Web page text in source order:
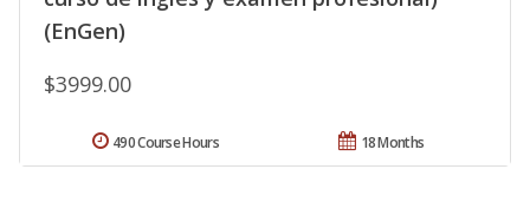
(EnGen)
$3999.00
18 Months
490 Course Hours